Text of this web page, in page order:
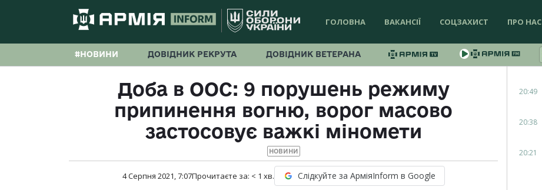
ГОЛОВНА ВАКАНСІЇ СОЦЗАХИСТ ПРО НАС
#НОВИНИ ДОВІДНИК РЕКРУТА ДОВІДНИК ВЕТЕРАНА
Доба в ООС: 9 порушень режиму
припинення вогню, ворог масово
застосовує важкі міномети
НОВИНИ
4 Серпня 2021, 7:07Прочитаєте за: < 1 хв. Слідкуйте за АрміяInform в Google
20:49
20:38
20:21